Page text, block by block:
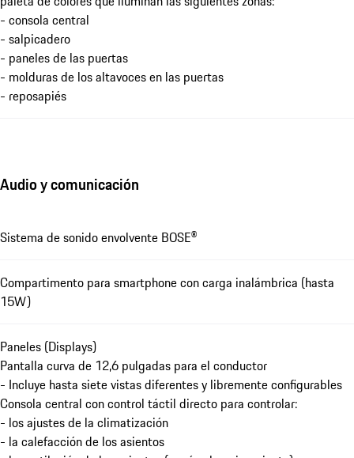
- consola central
- salpicadero
- paneles de las puertas
- molduras de los altavoces en las puertas
- reposapiés
Audio y comunicación
Sistema de sonido envolvente BOSE®
Compartimento para smartphone con carga inalámbrica (hasta
15W)
Paneles (Displays)
Pantalla curva de 12,6 pulgadas para el conductor
- Incluye hasta siete vistas diferentes y libremente configurables
Consola central con control táctil directo para controlar:
- los ajustes de la climatización
- la calefacción de los asientos